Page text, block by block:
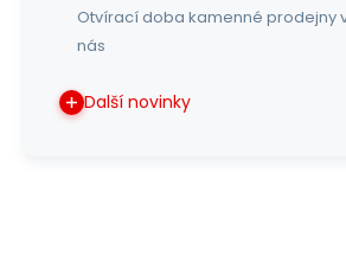
Otvírací doba kamenné prodejny
nás
Další novinky